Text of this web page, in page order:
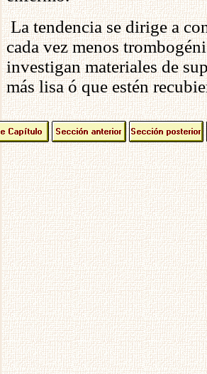
La tendencia se dirige a
cada vez menos
investigan materiales de
más lisa ó que estén